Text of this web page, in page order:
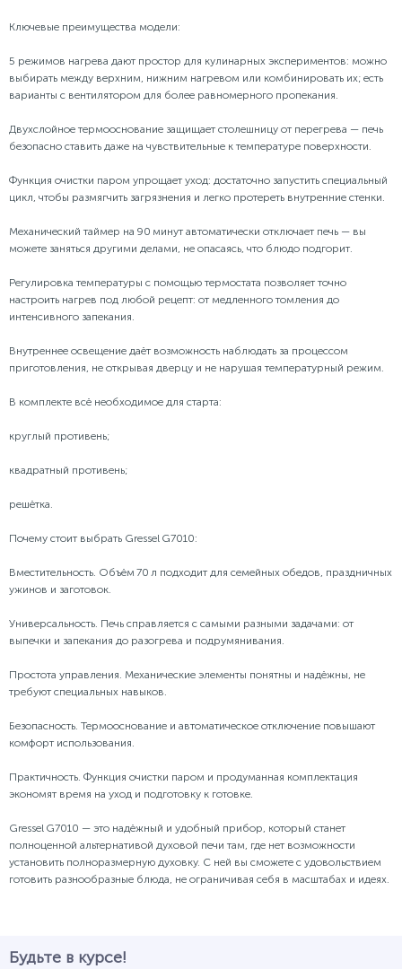
Ключевые преимущества модели:
5 режимов нагрева дают простор для кулинарных экспериментов: можно
выбирать между верхним, нижним нагревом или комбинировать их; есть
варианты с вентилятором для более равномерного пропекания.
Двухслойное термооснование защищает столешницу от перегрева — печь
безопасно ставить даже на чувствительные к температуре поверхности.
Функция очистки паром упрощает уход: достаточно запустить специальный
цикл, чтобы размягчить загрязнения и легко протереть внутренние стенки.
Механический таймер на 90 минут автоматически отключает печь — вы
можете заняться другими делами, не опасаясь, что блюдо подгорит.
Регулировка температуры с помощью термостата позволяет точно
настроить нагрев под любой рецепт: от медленного томления до
интенсивного запекания.
Внутреннее освещение даёт возможность наблюдать за процессом
приготовления, не открывая дверцу и не нарушая температурный режим.
В комплекте всё необходимое для старта:
круглый противень;
квадратный противень;
решётка.
Почему стоит выбрать Gressel G7010:
Вместительность. Объём 70 л подходит для семейных обедов, праздничных
ужинов и заготовок.
Универсальность. Печь справляется с самыми разными задачами: от
выпечки и запекания до разогрева и подрумянивания.
Простота управления. Механические элементы понятны и надёжны, не
требуют специальных навыков.
Безопасность. Термооснование и автоматическое отключение повышают
комфорт использования.
Практичность. Функция очистки паром и продуманная комплектация
экономят время на уход и подготовку к готовке.
Gressel G7010 — это надёжный и удобный прибор, который станет
полноценной альтернативой духовой печи там, где нет возможности
установить полноразмерную духовку. С ней вы сможете с удовольствием
готовить разнообразные блюда, не ограничивая себя в масштабах и идеях.
Будьте в курсе!